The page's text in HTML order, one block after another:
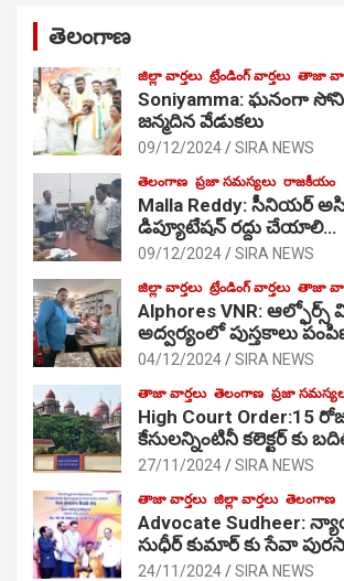
తెలంగాణ
జిల్లా వార్తలు ట్రేండింగ్ వార్తలు తాజా
Soniyamma: ఘ‌నంగా
జ‌న్మ‌దిన వేడుక‌లు
09/12/2024 SIRA NEWS
తెలంగాణ ప్రజా సమస్యలు రాజకీయం
Malla Reddy: సీనియర్
డిప్యూటేషన్ రద్దు చేయాలి…
09/12/2024 SIRA NEWS
జిల్లా వార్తలు ట్రేండింగ్ వార్తలు తాజా
Alphores VNR: ఆల్ఫోర్స్
అద్వర్యంలో పుస్తకాలు
04/12/2024 SIRA NEWS
తాజా వార్తలు తెలంగాణ ప్రజా
High Court Order:15
కేసులన్నింటినీ కలెక్టర్ కు
27/11/2024 SIRA NEWS
తాజా వార్తలు జిల్లా వార్తలు తెలంగాణ
Advocate Sudheer:
సుధీర్ కుమార్ కు సేవా
24/11/2024 SIRA NEWS